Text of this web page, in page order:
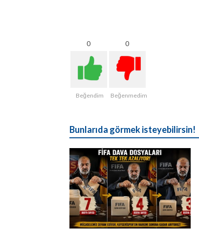
0
Beğendim
0
Beğenmedim
Bunlarıda görmek isteyebilirsin!